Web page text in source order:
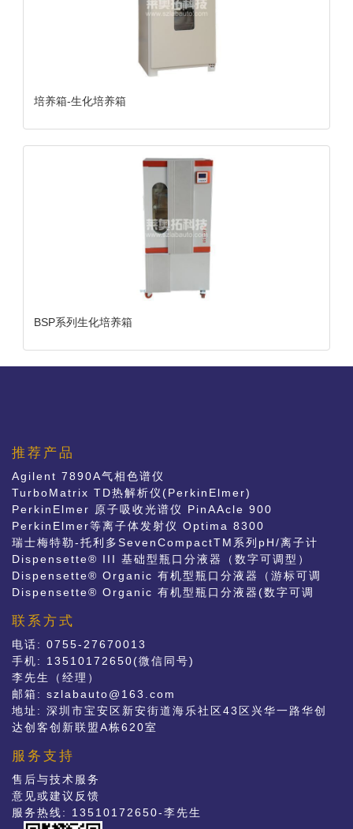
培养箱-生化培养箱
BSP系列生化培养箱
推荐产品
Agilent 7890A气相色谱仪
TurboMatrix TD热解析仪(PerkinElmer)
PerkinElmer 原子吸收光谱仪 PinAAcle 900
PerkinElmer等离子体发射仪 Optima 8300
瑞士梅特勒-托利多SevenCompactTM系列pH/离子计
S220和电导率仪S230
Dispensette® III 基础型瓶口分液器（数字可调型）
Dispensette® Organic 有机型瓶口分液器（游标可调
型）
Dispensette® Organic 有机型瓶口分液器(数字可调
联系方式
电话: 0755-27670013
手机: 13510172650(微信同号)
李先生（经理）
邮箱: szlabauto@163.com
地址: 深圳市宝安区新安街道海乐社区43区兴华一路华创
达创客创新联盟A栋620室
服务支持
售后与技术服务
意见或建议反馈
服务热线: 13510172650-李先生